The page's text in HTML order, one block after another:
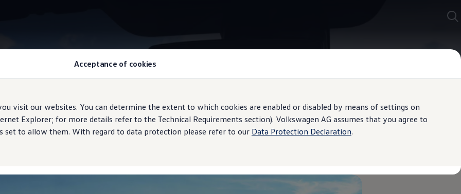
Acceptance of cookies
visit our websites. You can determine the extent to which cookies are enabled or disabled by means of settings on
Explorer; for more details refer to the Technical Requirements section). Volkswagen AG assumes that you agree to
set to allow them. With regard to data protection please refer to our Data Protection Declaration.